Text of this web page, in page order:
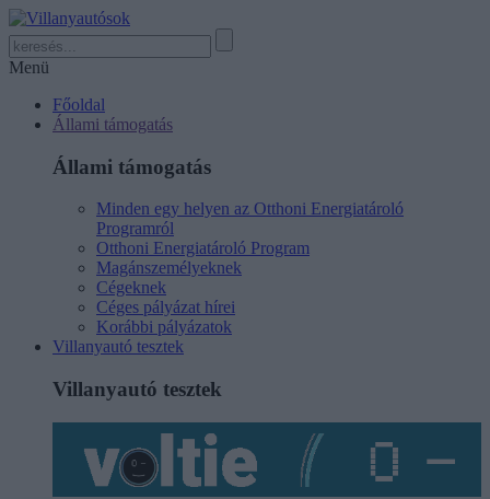
Menü
Főoldal
Állami támogatás
Állami támogatás
Minden egy helyen az Otthoni Energiatároló
Programról
Otthoni Energiatároló Program
Magánszemélyeknek
Cégeknek
Céges pályázat hírei
Korábbi pályázatok
Villanyautó tesztek
Villanyautó tesztek